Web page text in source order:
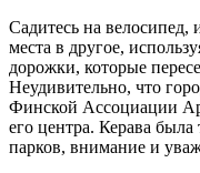
Садитесь на велосипед,
места в другое,
дорожки, которые
Неудивительно, что
Финской Ассоциации
его центра. Керава была
парков, внимание и